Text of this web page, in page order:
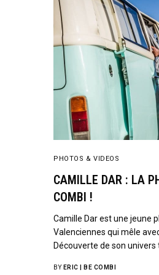
PHOTOS & VIDEOS
CAMILLE DAR : LA
COMBI !
Camille Dar est une jeune
Valenciennes qui mêle
Découverte de son univers
BY ERIC | BE COMBI